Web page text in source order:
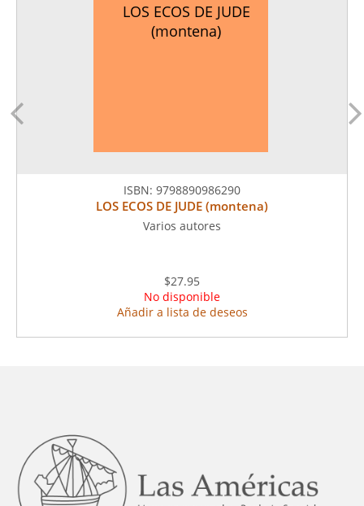
LOS ECOS DE JUDE
(montena)
ISBN: 9798890986290
LOS ECOS DE JUDE (montena)
Varios autores
$27.95
No disponible
Añadir a lista de deseos